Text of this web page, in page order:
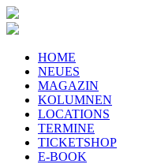
HOME
NEUES
MAGAZIN
KOLUMNEN
LOCATIONS
TERMINE
TICKETSHOP
E-BOOK